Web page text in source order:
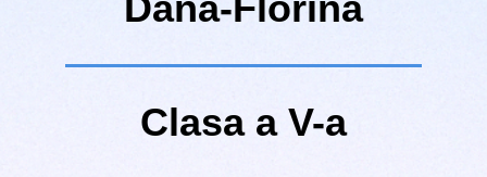
Clasa a V-a